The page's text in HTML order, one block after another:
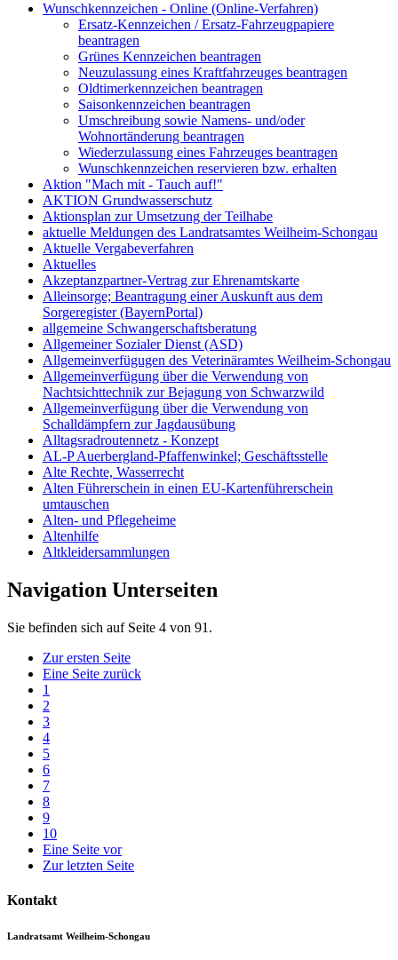
Wunschkennzeichen - Online (Online-Verfahren)
Ersatz-Kennzeichen / Ersatz-Fahrzeugpapiere
beantragen
Grünes Kennzeichen beantragen
Neuzulassung eines Kraftfahrzeuges beantragen
Oldtimerkennzeichen beantragen
Saisonkennzeichen beantragen
Umschreibung sowie Namens- und/oder
Wohnortänderung beantragen
Wiederzulassung eines Fahrzeuges beantragen
Wunschkennzeichen reservieren bzw. erhalten
Aktion "Mach mit - Tauch auf!"
AKTION Grundwasserschutz
Aktionsplan zur Umsetzung der Teilhabe
aktuelle Meldungen des Landratsamtes Weilheim-Schongau
Aktuelle Vergabeverfahren
Aktuelles
Akzeptanzpartner-Vertrag zur Ehrenamtskarte
Alleinsorge; Beantragung einer Auskunft aus dem
Sorgeregister (BayernPortal)
allgemeine Schwangerschaftsberatung
Allgemeiner Sozialer Dienst (ASD)
Allgemeinverfügugen des Veterinäramtes Weilheim-Schongau
Allgemeinverfügung über die Verwendung von
Nachtsichttechnik zur Bejagung von Schwarzwild
Allgemeinverfügung über die Verwendung von
Schalldämpfern zur Jagdausübung
Alltagsradroutennetz - Konzept
AL-P Auerbergland-Pfaffenwinkel; Geschäftsstelle
Alte Rechte, Wasserrecht
Alten Führerschein in einen EU-Kartenführerschein
umtauschen
Alten- und Pflegeheime
Altenhilfe
Altkleidersammlungen
Navigation Unterseiten
Sie befinden sich auf Seite 4 von 91.
Zur ersten Seite
Eine Seite zurück
1
2
3
4
5
6
7
8
9
10
Eine Seite vor
Zur letzten Seite
Kontakt
Landratsamt Weilheim-Schongau